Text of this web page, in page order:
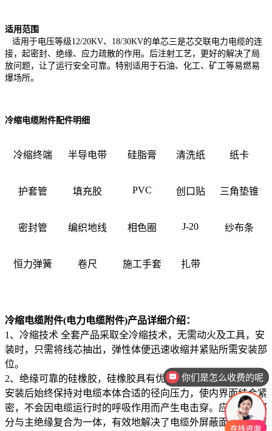
适用范围
适用于电压等级12/20KV、18/30KV的单芯三是芯交联电力电缆的连
接，起密封、绝缘、应力疏散的作用。后注射工艺，更好的解决了局
放问题，让了运行安全可靠。特别适用于石油、化工、矿工等易燃易
爆场所。
冷缩电缆附件配件明细
冷缩终端 半导电带 硅脂膏 清洗纸 纸卡
护套管 填充胶 PVC 创口贴 三角垫锥
密封管 编织地线 相色圈 J-20 纱布条
恒力弹簧 卷尺 施工手套 扎带
冷缩电缆附件(电力电缆附件)产品详细介绍：
1、冷缩技术 全套产品采取全冷缩技术，无需动火及工具，安
装时，只需将线芯抽出，弹性体便迅速收缩并紧贴所需安装部
位。
2、绝缘可靠的硅橡胶，硅橡胶具有优良的绝缘性的高弹性，
安装后始终保持对电缆本体合适的径向压力，使内界面结合紧
密，不会因电缆运行时的呼吸作用而产生电击穿。应力控制部
分与主绝缘复合为一体，有效地解决了电缆外屏蔽面处的电应
你们是怎么收费的呢